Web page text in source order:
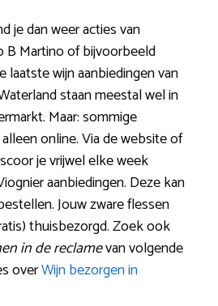
je dan weer acties van
B Martino of bijvoorbeeld
laatste wijn aanbiedingen van
staan meestal wel in
Maar: sommige
online. Via de website of
je vrijwel elke week
aanbiedingen. Deze kan
Jouw zware flessen
thuisbezorgd. Zoek ook
in de reclamevan volgende
overWijn bezorgen in